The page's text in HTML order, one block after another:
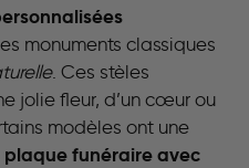
monuments classiques
. Ces stèles
jolie fleur, d’un cœur ou
modèles ont une
plaque funéraire avec